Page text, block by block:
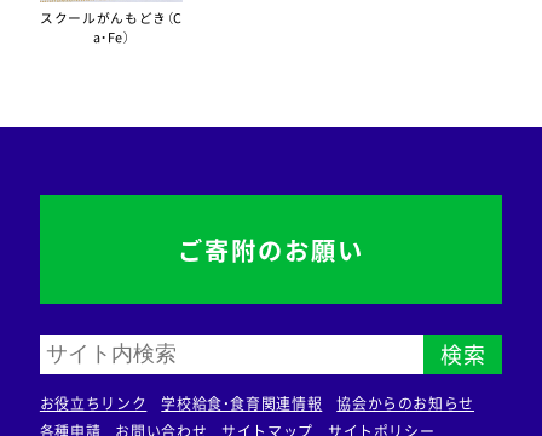
スクールがんもどき（C
a・Fe）
検索
お役立ちリンク 学校給食・食育関連情報
協会からのお知らせ
各種申請
お問い合わせ サイトマップ サイトポリシー
ご寄附のお願い